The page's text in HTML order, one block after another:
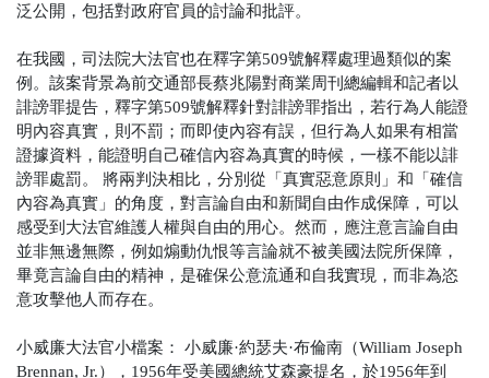
泛公開，包括對政府官員的討論和批評。
在我國，司法院大法官也在釋字第509號解釋處理過類似的案
例。該案背景為前交通部長蔡兆陽對商業周刊總編輯和記者以
誹謗罪提告，釋字第509號解釋針對誹謗罪指出，若行為人能證
明內容真實，則不罰；而即使內容有誤，但行為人如果有相當
證據資料，能證明自己確信內容為真實的時候，一樣不能以誹
謗罪處罰。
將兩判決相比，分別從「真實惡意原則」和「確信
內容為真實」的角度，對言論自由和新聞自由作成保障，可以
感受到大法官維護人權與自由的用心。然而，應注意言論自由
並非無邊無際，例如煽動仇恨等言論就不被美國法院所保障，
畢竟言論自由的精神，是確保公意流通和自我實現，而非為恣
意攻擊他人而存在。
小威廉大法官小檔案：
小威廉·約瑟夫·布倫南（William Joseph
Brennan, Jr.），1956年受美國總統艾森豪提名，於1956年到